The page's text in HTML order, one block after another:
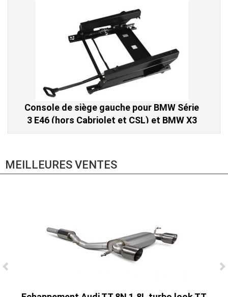
Console de siège droite pour BMW Série 3
E46 (hors Cabriolet et CSL) et BMW X3
E83 (2004-2010)
Console de siège gauche pour BMW Série
3 E46 (hors Cabriolet et CSL) et BMW X3
E83 (2004-2010)
MEILLEURES VENTES